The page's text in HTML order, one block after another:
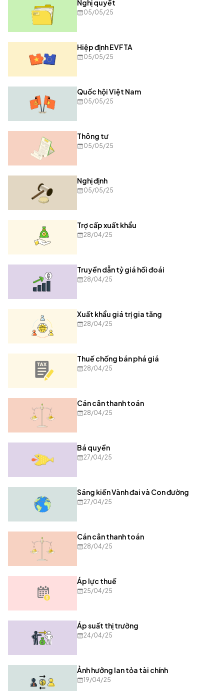
Nghị quyết
05/05/25
Hiệp định EVFTA
05/05/25
Quốc hội Việt Nam
05/05/25
Thông tư
05/05/25
Nghị định
05/05/25
Trợ cấp xuất khẩu
28/04/25
Truyền dẫn tỷ giá hối đoái
28/04/25
Xuất khẩu giá trị gia tăng
28/04/25
Thuế chống bán phá giá
28/04/25
Cán cân thanh toán
28/04/25
Bá quyền
27/04/25
Sáng kiến Vành đai và Con đường
27/04/25
Cán cân thanh toán
28/04/25
Áp lực thuế
25/04/25
Áp suất thị trường
24/04/25
Ảnh hưởng lan tỏa tài chính
19/04/25